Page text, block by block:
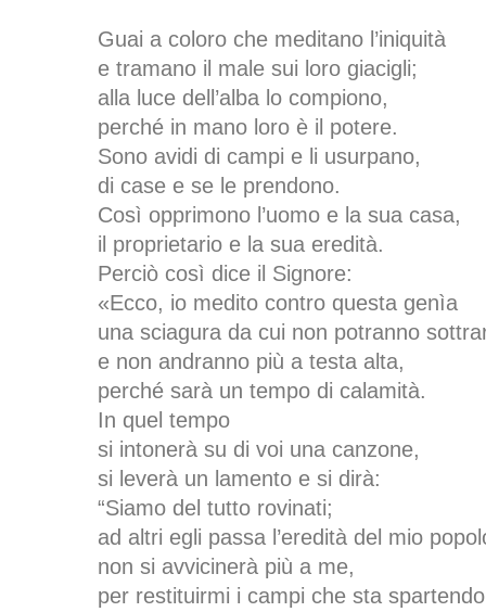
Guai a coloro che meditano l’iniquità
e tramano il male sui loro giacigli;
alla luce dell’alba lo compiono,
perché in mano loro è il potere.
Sono avidi di campi e li usurpano,
di case e se le prendono.
Così opprimono l’uomo e la sua casa,
il proprietario e la sua eredità.
Perciò così dice il Signore:
«Ecco, io medito contro questa genìa
una sciagura da cui non potranno
e non andranno più a testa alta,
perché sarà un tempo di calamità.
In quel tempo
si intonerà su di voi una canzone,
si leverà un lamento e si dirà:
“Siamo del tutto rovinati;
ad altri egli passa l’eredità del mio
non si avvicinerà più a me,
per restituirmi i campi che sta